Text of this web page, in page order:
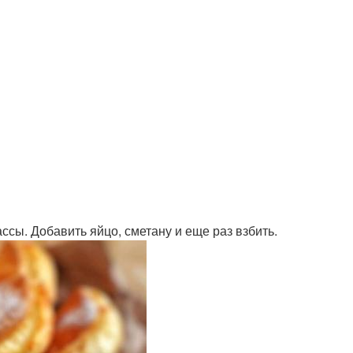
Добавить яйцо, сметану и еще раз взбить.